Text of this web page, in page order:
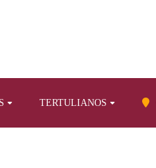
TERTULIANOS